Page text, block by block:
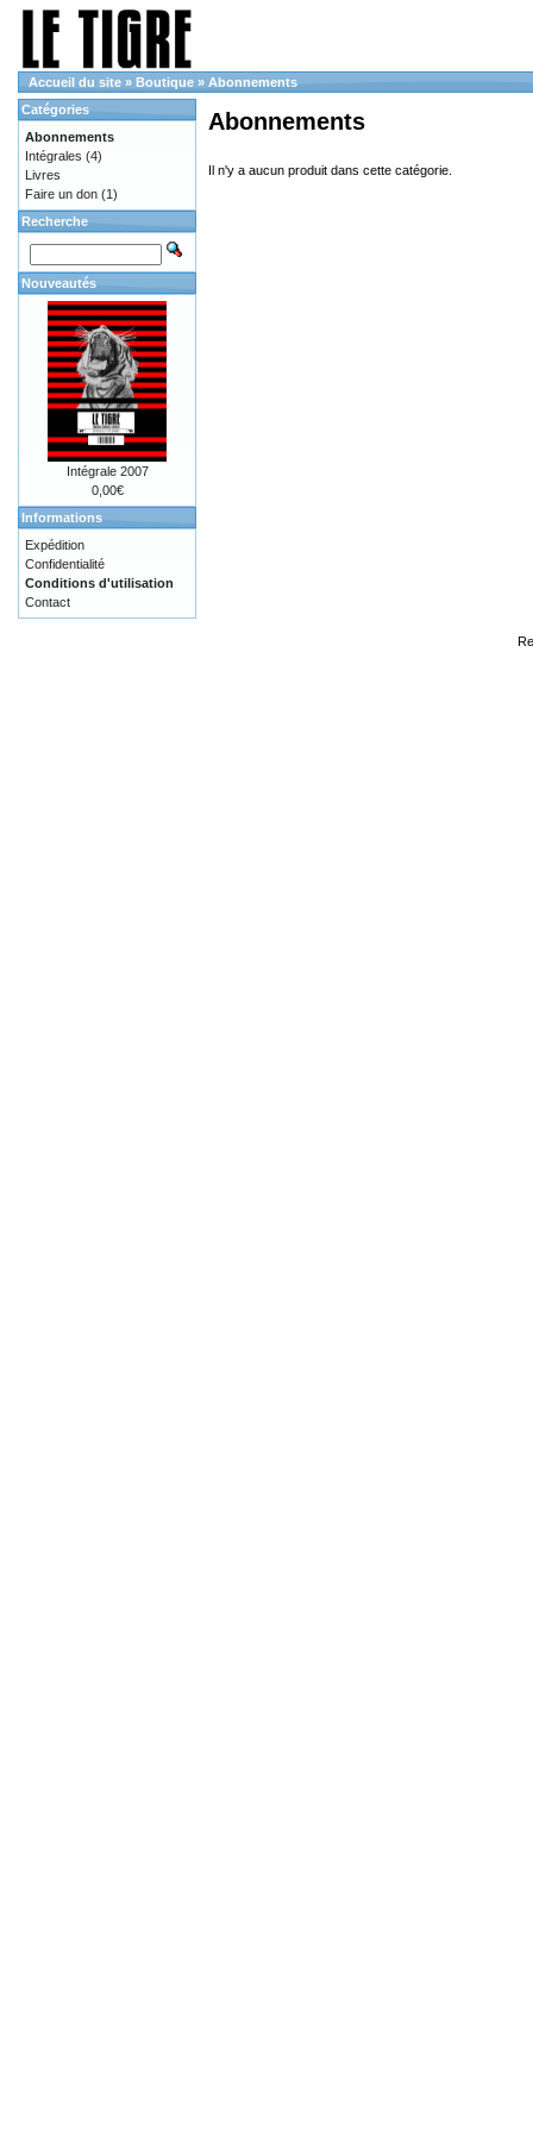
Accueil du site » Boutique » Abonnements
Abonnements
Il n'y a aucun produit dans cette catégorie.
Catégories
Abonnements
Intégrales (4)
Livres
Faire un don (1)
Recherche
Nouveautés
Intégrale 2007
0,00€
Informations
Expédition
Confidentialité
Conditions d'utilisation
Contact